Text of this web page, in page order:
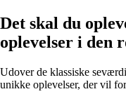
Det skal du
oplevelser i den
Udover de klassiske
unikke oplevelser, der vil